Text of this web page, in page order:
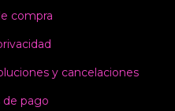
compra
y cancelaciones
de pago